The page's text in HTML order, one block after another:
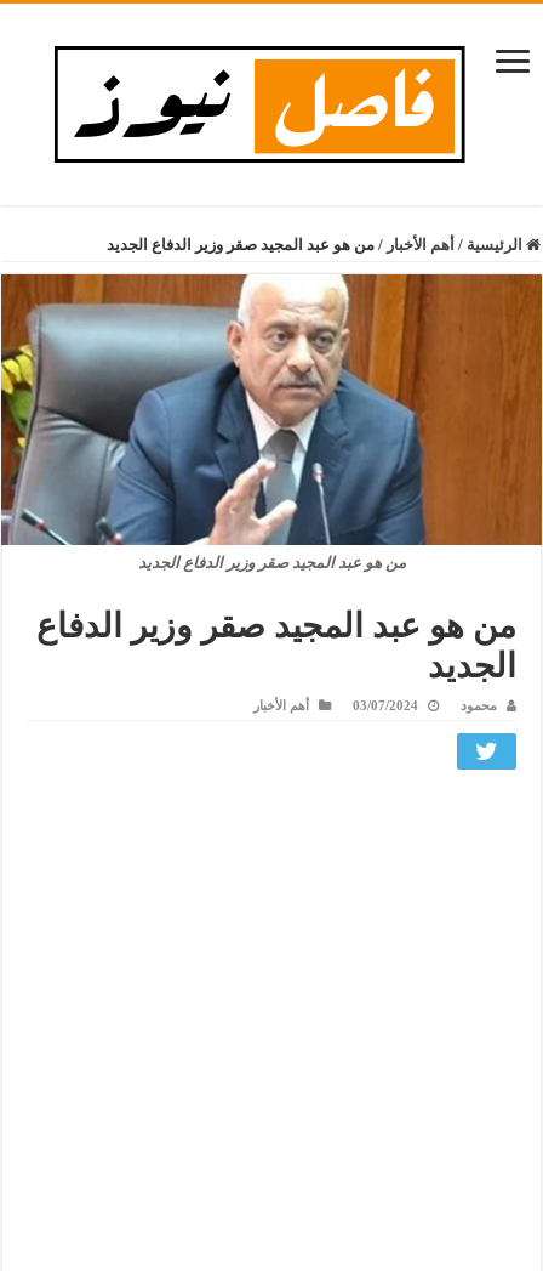
الرئيسية / أهم الأخبار / من هو عبد المجيد صقر وزير الدفاع الجديد
من هو عبد المجيد صقر وزير الدفاع الجديد
من هو عبد المجيد صقر وزير الدفاع
الجديد
محمود 03/07/2024 أهم الأخبار